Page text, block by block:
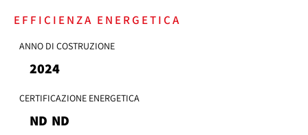
EFFICIENZA ENERGETICA
ANNO DI COSTRUZIONE
2024
CERTIFICAZIONE ENERGETICA
ND ND